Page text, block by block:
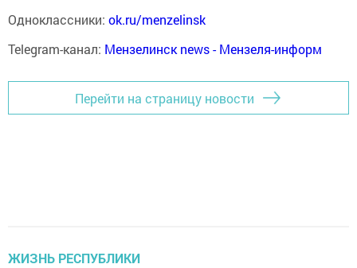
Одноклассники: ok.ru/menzelinsk
Telegram-канал: Мензелинск news - Мензеля-информ
Перейти на страницу новости
ЖИЗНЬ РЕСПУБЛИКИ